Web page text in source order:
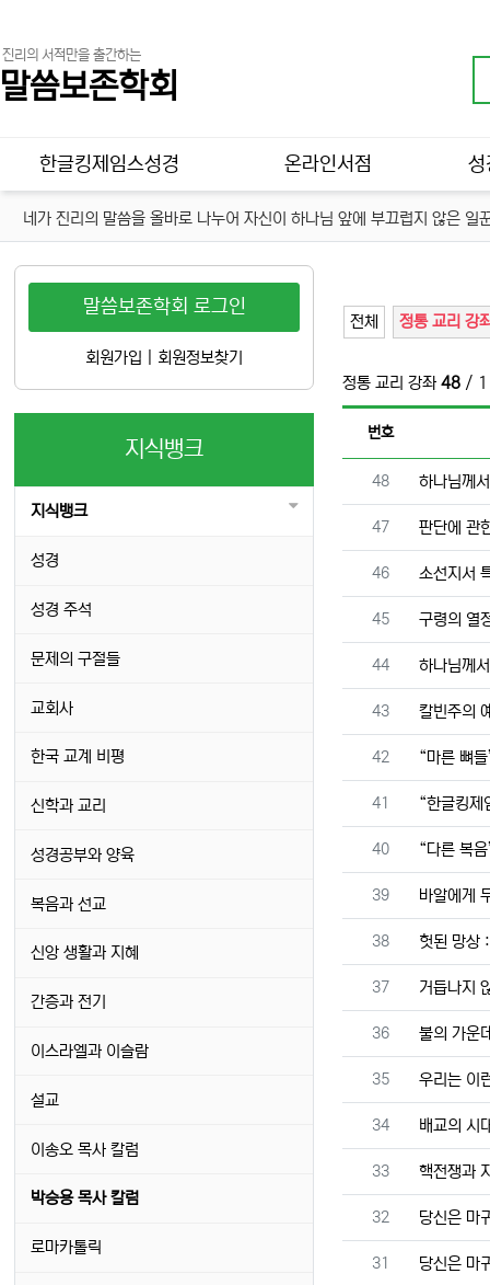
진리의 서적만을 출간하는
말씀보존학회
메인 메뉴
한글킹제임스성경 온라인서점 성
네가 진리의 말씀을 올바로 나누어 자신이 하나님 앞에 부끄럽지 않은
전체 정통 교리 강
정통 교리 강좌 48 / 1
번호
번호
48 하나님께
번호
47 판단에 관
번호
46 소선지서
번호
45 구령의 열
번호
44 하나님께
번호
43 칼빈주의
번호
42 “마른 뼈
번호
41 “한글킹제
번호
40 “다른 복
번호
39 바알에게
번호
38 헛된 망상
번호
37 거듭나지
번호
36 불의 가운
번호
35 우리는 이
번호
34 배교의 시
번호
33 핵전쟁과
번호
32 당신은 마
번호
31 당신은 마
말씀보존학회 로그인
회원가입 회원정보찾기
지식뱅크
지식뱅크
성경
성경 주석
문제의 구절들
교회사
한국 교계 비평
신학과 교리
성경공부와 양육
복음과 선교
신앙 생활과 지혜
간증과 전기
이스라엘과 이슬람
설교
이송오 목사 칼럼
박승용 목사 칼럼
로마카톨릭